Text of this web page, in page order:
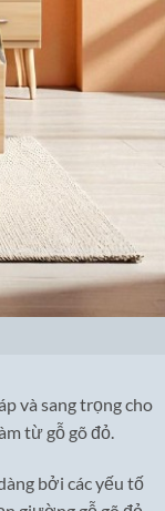
và sang trọng cho
từ gỗ gõ đỏ.
bởi các yếu tố